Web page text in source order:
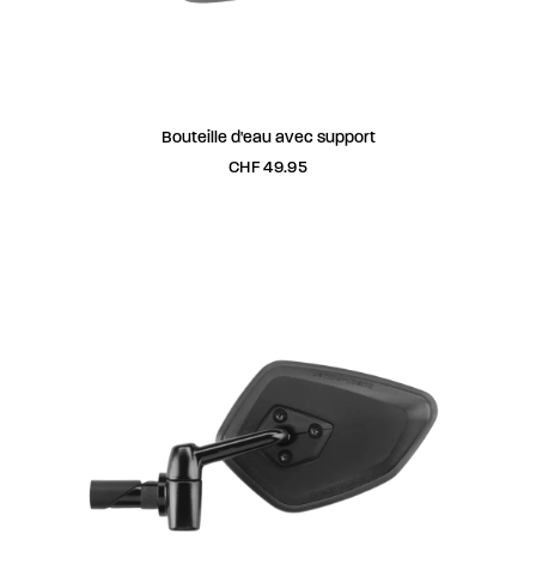
AJOUTER AU PANIER
Bouteille d'eau avec support
CHF49.95